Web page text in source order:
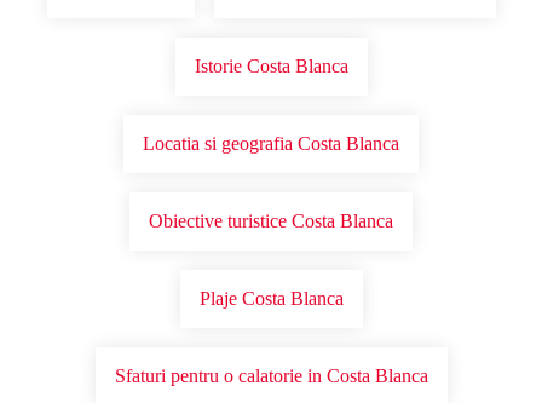
Istorie Costa Blanca
Locatia si geografia Costa Blanca
Obiective turistice Costa Blanca
Plaje Costa Blanca
Sfaturi pentru o calatorie in Costa Blanca